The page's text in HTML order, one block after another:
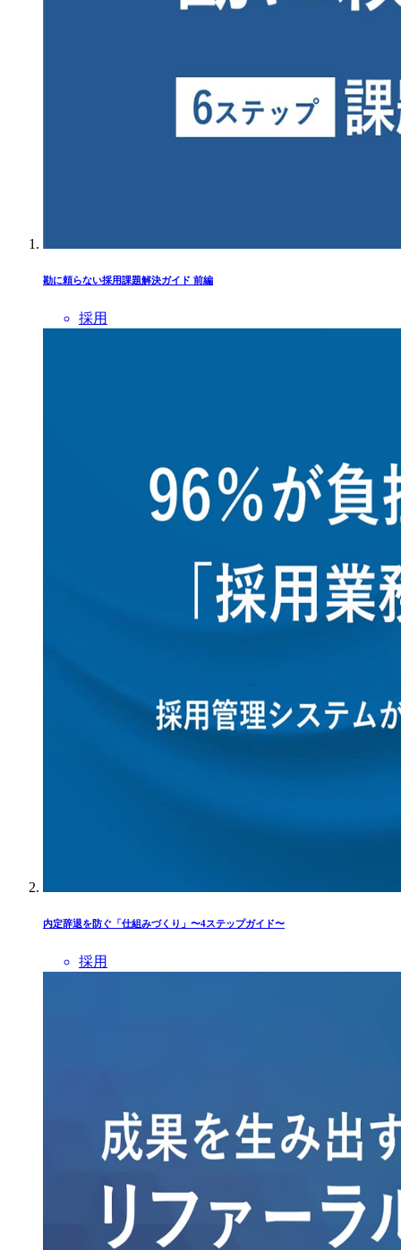
勘に頼らない採用課題解決ガイド 前編
採用
内定辞退を防ぐ「仕組みづくり」〜4ステップガイド〜
採用